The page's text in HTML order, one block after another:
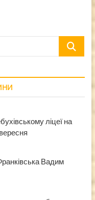
Пошук
ліцеї на
Вадим